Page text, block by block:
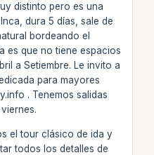
distinto pero es una
dura 5 días, sale de
bordeando el
es que no tiene espacios
a Setiembre. Le invito a
para mayores
. Tenemos salidas
el tour clásico de ida y
todos los detalles de